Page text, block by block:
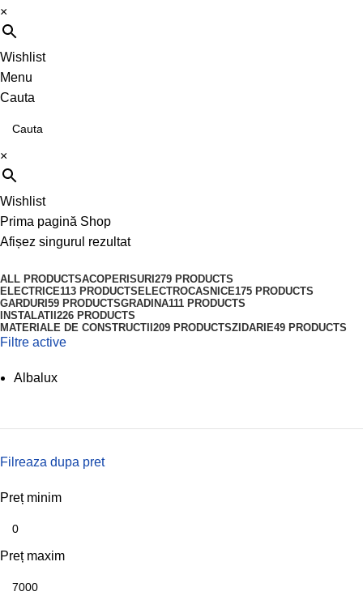
×
Wishlist
Menu
Cauta
×
Wishlist
Prima pagină Shop
Afișez singurul rezultat
ALL PRODUCTSACOPERISURI279 PRODUCTS
ELECTRICE113 PRODUCTSELECTROCASNICE175 PRODUCTS
GARDURI59 PRODUCTSGRADINA111 PRODUCTS
INSTALATII226 PRODUCTS
MATERIALE DE CONSTRUCTII209 PRODUCTSZIDARIE49 PRODUCTS
Filtre active
Albalux
Filreaza dupa pret
Preț minim
Preț maxim